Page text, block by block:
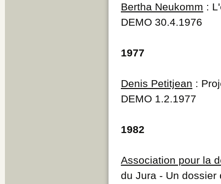
Bertha Neukomm :
DEMO 30.4.1976
1977
Denis Petitjean :
DEMO 1.2.1977
1982
Association pour la
du Jura - Un